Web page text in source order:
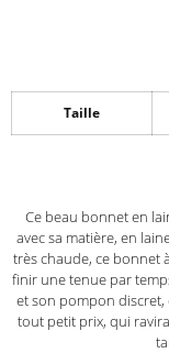
Taille
Ce beau bonnet en
avec sa matière, en
très chaude, ce bonnet
finir une tenue par
et son pompon discret,
tout petit prix, qui